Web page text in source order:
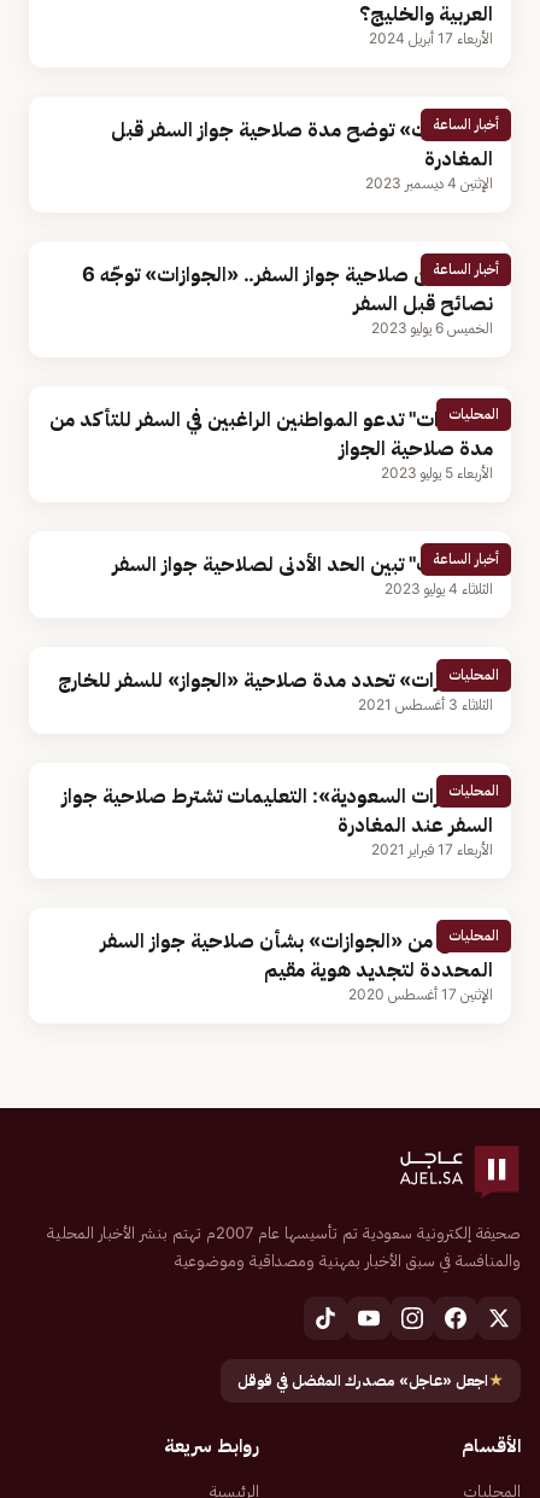
العربية والخليج؟
الأربعاء 17 أبريل 2024
أخبار الساعة
«الجوازات» توضح مدة صلاحية جواز السفر قبل
المغادرة
الإثنين 4 ديسمبر 2023
أخبار الساعة
التأكد من صلاحية جواز السفر.. «الجوازات» توجّه 6
نصائح قبل السفر
الخميس 6 يوليو 2023
المحليات
"الجوازات" تدعو المواطنين الراغبين في السفر للتأكد من
مدة صلاحية الجواز
الأربعاء 5 يوليو 2023
أخبار الساعة
"الجوازات" تبين الحد الأدنى لصلاحية جواز السفر
الثلاثاء 4 يوليو 2023
المحليات
«الجوازات» تحدد مدة صلاحية «الجواز» للسفر للخارج
الثلاثاء 3 أغسطس 2021
المحليات
«الجوازات السعودية»: التعليمات تشترط صلاحية جواز
السفر عند المغادرة
الأربعاء 17 فبراير 2021
المحليات
توضيح من «الجوازات» بشأن صلاحية جواز السفر
المحددة لتجديد هوية مقيم
الإثنين 17 أغسطس 2020
صحيفة إلكترونية سعودية تم تأسيسها عام 2007م تهتم بنشر الأخبار المحلية
والمنافسة في سبق الأخبار بمهنية ومصداقية وموضوعية
★اجعل «عاجل» مصدرك المفضل في قوقل
الأقسام
المحليات
روابط سريعة
الرئيسية